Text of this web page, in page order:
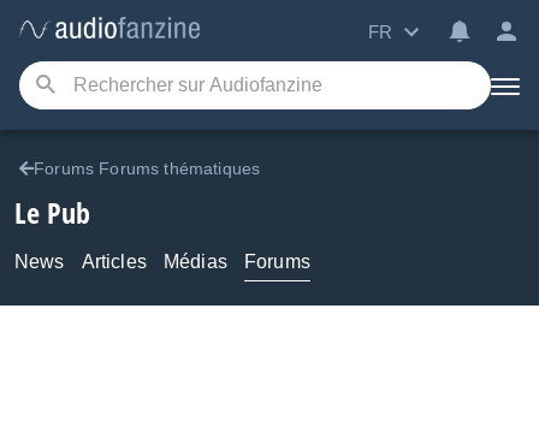
FR
Forums Forums thématiques
Le Pub
News Articles Médias Forums